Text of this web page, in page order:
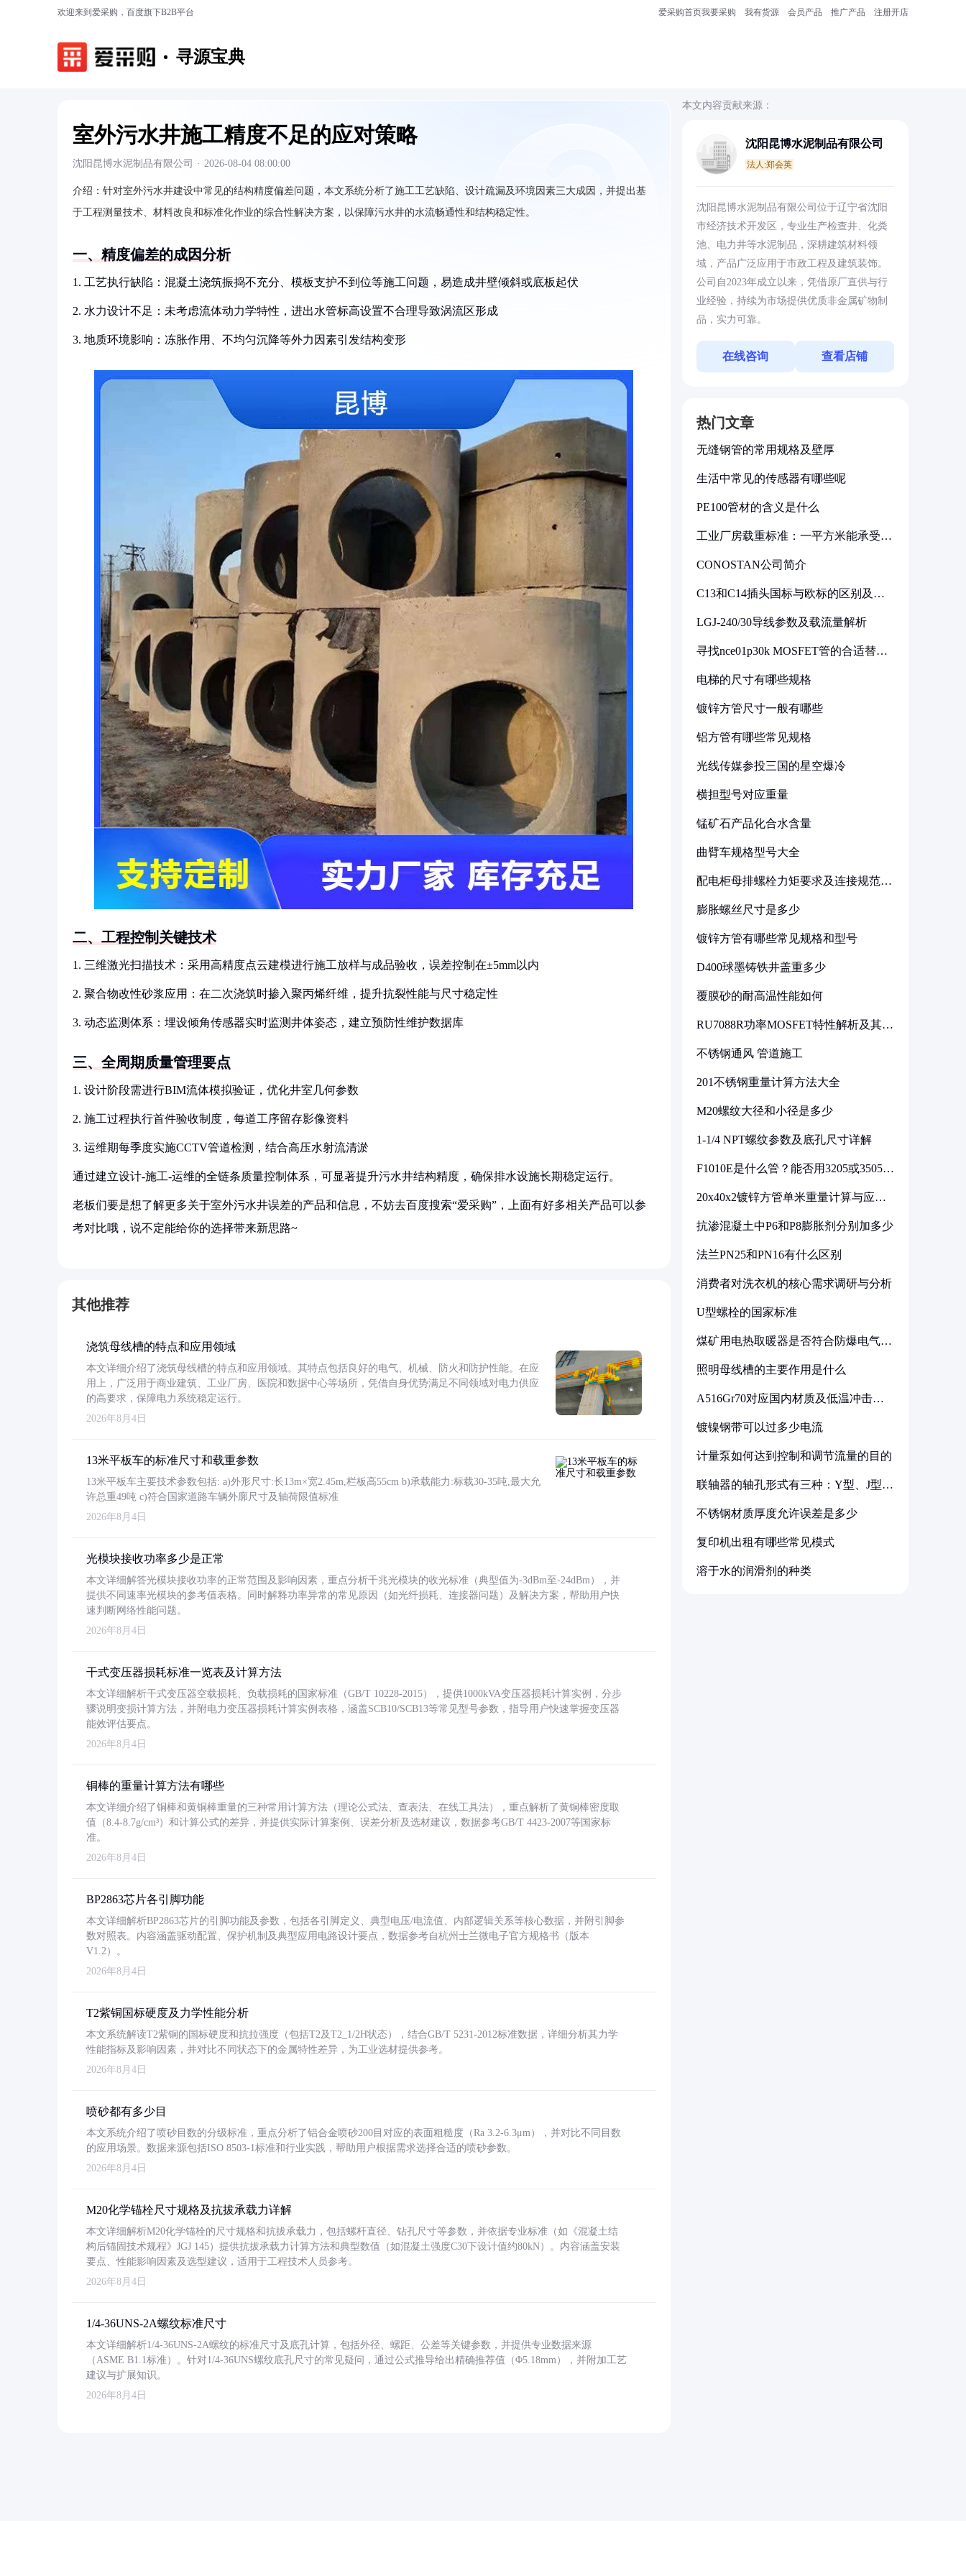
欢迎来到爱采购，百度旗下B2B平台 爱采购首页我要采购 我有货源 会员产品 推广产品 注册开店
寻源宝典
室外污水井施工精度不足的应对策略
沈阳昆博水泥制品有限公司 · 2026-08-04 08:00:00
介绍： 针对室外污水井建设中常见的结构精度偏差问题，本文系统分析了施工工艺缺陷、设计疏漏及环境因素三大成因，并提出基
于工程测量技术、材料改良和标准化作业的综合性解决方案，以保障污水井的水流畅通性和结构稳定性。
一、精度偏差的成因分析
1. 工艺执行缺陷：混凝土浇筑振捣不充分、模板支护不到位等施工问题，易造成井壁倾斜或底板起伏
2. 水力设计不足：未考虑流体动力学特性，进出水管标高设置不合理导致涡流区形成
3. 地质环境影响：冻胀作用、不均匀沉降等外力因素引发结构变形
二、工程控制关键技术
1. 三维激光扫描技术：采用高精度点云建模进行施工放样与成品验收，误差控制在±5mm以内
2. 聚合物改性砂浆应用：在二次浇筑时掺入聚丙烯纤维，提升抗裂性能与尺寸稳定性
3. 动态监测体系：埋设倾角传感器实时监测井体姿态，建立预防性维护数据库
三、全周期质量管理要点
1. 设计阶段需进行BIM流体模拟验证，优化井室几何参数
2. 施工过程执行首件验收制度，每道工序留存影像资料
3. 运维期每季度实施CCTV管道检测，结合高压水射流清淤
通过建立设计-施工-运维的全链条质量控制体系，可显著提升污水井结构精度，确保排水设施长期稳定运行。
老板们要是想了解更多关于室外污水井误差的产品和信息，不妨去百度搜索“爱采购”，上面有好多相关产品可以参
考对比哦，说不定能给你的选择带来新思路~
其他推荐
浇筑母线槽的特点和应用领域
本文详细介绍了浇筑母线槽的特点和应用领域。其特点包括良好的电气、机械、防火和防护性能。在应
用上，广泛用于商业建筑、工业厂房、医院和数据中心等场所，凭借自身优势满足不同领域对电力供应
的高要求，保障电力系统稳定运行。
2026年8月4日
13米平板车的标准尺寸和载重参数
13米平板车主要技术参数包括: a)外形尺寸:长13m×宽2.45m,栏板高55cm b)承载能力:标载30-35吨,最大允
许总重49吨 c)符合国家道路车辆外廓尺寸及轴荷限值标准
2026年8月4日
光模块接收功率多少是正常
本文详细解答光模块接收功率的正常范围及影响因素，重点分析千兆光模块的收光标准（典型值为-3dBm至-24dBm），并
提供不同速率光模块的参考值表格。同时解释功率异常的常见原因（如光纤损耗、连接器问题）及解决方案，帮助用户快
速判断网络性能问题。
2026年8月4日
干式变压器损耗标准一览表及计算方法
本文详细解析干式变压器空载损耗、负载损耗的国家标准（GB/T 10228-2015），提供1000kVA变压器损耗计算实例，分步
骤说明变损计算方法，并附电力变压器损耗计算实例表格，涵盖SCB10/SCB13等常见型号参数，指导用户快速掌握变压器
能效评估要点。
2026年8月4日
铜棒的重量计算方法有哪些
本文详细介绍了铜棒和黄铜棒重量的三种常用计算方法（理论公式法、查表法、在线工具法），重点解析了黄铜棒密度取
值（8.4-8.7g/cm³）和计算公式的差异，并提供实际计算案例、误差分析及选材建议，数据参考GB/T 4423-2007等国家标
准。
2026年8月4日
BP2863芯片各引脚功能
本文详细解析BP2863芯片的引脚功能及参数，包括各引脚定义、典型电压/电流值、内部逻辑关系等核心数据，并附引脚参
数对照表。内容涵盖驱动配置、保护机制及典型应用电路设计要点，数据参考自杭州士兰微电子官方规格书（版本
V1.2）。
2026年8月4日
T2紫铜国标硬度及力学性能分析
本文系统解读T2紫铜的国标硬度和抗拉强度（包括T2及T2_1/2H状态），结合GB/T 5231-2012标准数据，详细分析其力学
性能指标及影响因素，并对比不同状态下的金属特性差异，为工业选材提供参考。
2026年8月4日
喷砂都有多少目
本文系统介绍了喷砂目数的分级标准，重点分析了铝合金喷砂200目对应的表面粗糙度（Ra 3.2-6.3μm），并对比不同目数
的应用场景。数据来源包括ISO 8503-1标准和行业实践，帮助用户根据需求选择合适的喷砂参数。
2026年8月4日
M20化学锚栓尺寸规格及抗拔承载力详解
本文详细解析M20化学锚栓的尺寸规格和抗拔承载力，包括螺杆直径、钻孔尺寸等参数，并依据专业标准（如《混凝土结
构后锚固技术规程》JGJ 145）提供抗拔承载力计算方法和典型数值（如混凝土强度C30下设计值约80kN）。内容涵盖安装
要点、性能影响因素及选型建议，适用于工程技术人员参考。
2026年8月4日
1/4-36UNS-2A螺纹标准尺寸
本文详细解析1/4-36UNS-2A螺纹的标准尺寸及底孔计算，包括外径、螺距、公差等关键参数，并提供专业数据来源
（ASME B1.1标准）。针对1/4-36UNS螺纹底孔尺寸的常见疑问，通过公式推导给出精确推荐值（Φ5.18mm），并附加工艺
建议与扩展知识。
2026年8月4日
本文内容贡献来源：
沈阳昆博水泥制品有限公司
法人:郑会英
沈阳昆博水泥制品有限公司位于辽宁省沈阳
市经济技术开发区，专业生产检查井、化粪
池、电力井等水泥制品，深耕建筑材料领
域，产品广泛应用于市政工程及建筑装饰。
公司自2023年成立以来，凭借原厂直供与行
业经验，持续为市场提供优质非金属矿物制
品，实力可靠。
在线咨询 查看店铺
热门文章
无缝钢管的常用规格及壁厚
生活中常见的传感器有哪些呢
PE100管材的含义是什么
工业厂房载重标准：一平方米能承受多
CONOSTAN公司简介
C13和C14插头国标与欧标的区别及其
LGJ-240/30导线参数及载流量解析
寻找nce01p30k MOSFET管的合适替代
电梯的尺寸有哪些规格
镀锌方管尺寸一般有哪些
铝方管有哪些常见规格
光线传媒参投三国的星空爆冷
横担型号对应重量
锰矿石产品化合水含量
曲臂车规格型号大全
配电柜母排螺栓力矩要求及连接规范详
膨胀螺丝尺寸是多少
镀锌方管有哪些常见规格和型号
D400球墨铸铁井盖重多少
覆膜砂的耐高温性能如何
RU7088R功率MOSFET特性解析及其在
不锈钢通风 管道施工
201不锈钢重量计算方法大全
M20螺纹大径和小径是多少
1-1/4 NPT螺纹参数及底孔尺寸详解
F1010E是什么管？能否用3205或3505代
20x40x2镀锌方管单米重量计算与应用
抗渗混凝土中P6和P8膨胀剂分别加多少
法兰PN25和PN16有什么区别
消费者对洗衣机的核心需求调研与分析
U型螺栓的国家标准
煤矿用电热取暖器是否符合防爆电气设
照明母线槽的主要作用是什么
A516Gr70对应国内材质及低温冲击要
镀镍钢带可以过多少电流
计量泵如何达到控制和调节流量的目的
联轴器的轴孔形式有三种：Y型、J型、
不锈钢材质厚度允许误差是多少
复印机出租有哪些常见模式
溶于水的润滑剂的种类